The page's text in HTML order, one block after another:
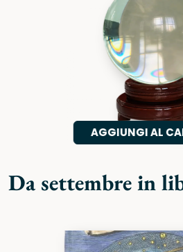
AGGIUNGI AL
Da settembre in